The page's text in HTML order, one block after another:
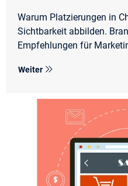
Warum Platzierungen in
Sichtbarkeit abbilden.
Empfehlungen für
Weiter